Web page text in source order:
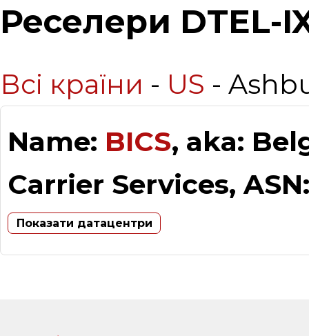
Реселери DTEL-
Всі країни - US -
Name: BICS, aka:
Carrier Services,
Показати датацентри